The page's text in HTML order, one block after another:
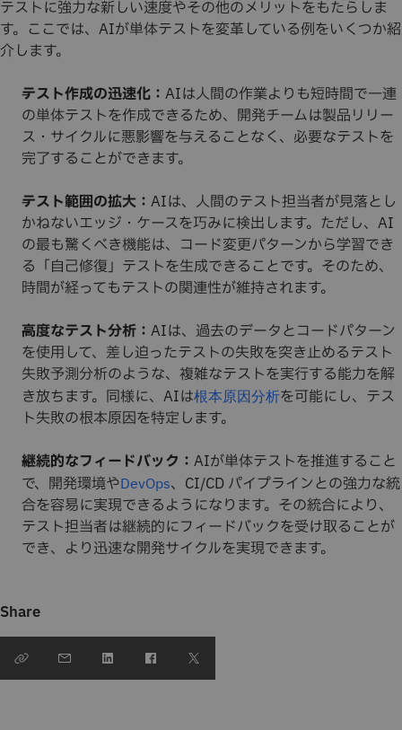
テストに強力な新しい速度やその他のメリットをもたらしま
す。ここでは、AIが単体テストを変革している例をいくつか紹
介します。
テスト作成の迅速化： AIは人間の作業よりも短時間で一連
の単体テストを作成できるため、開発チームは製品リリー
ス・サイクルに悪影響を与えることなく、必要なテストを
完了することができます。
テスト範囲の拡大： AIは、人間のテスト担当者が見落とし
かねないエッジ・ケースを巧みに検出します。ただし、AI
の最も驚くべき機能は、コード変更パターンから学習でき
る「自己修復」テストを生成できることです。そのため、
時間が経ってもテストの関連性が維持されます。
高度なテスト分析： AIは、過去のデータとコードパターン
を使用して、差し迫ったテストの失敗を突き止めるテスト
失敗予測分析のような、複雑なテストを実行する能力を解
き放ちます。同様に、AIは根本原因分析を可能にし、テス
ト失敗の根本原因を特定します。
継続的なフィードバック： AIが単体テストを推進すること
で、開発環境やDevOps、CI/CD パイプラインとの強力な統
合を容易に実現できるようになります。その統合により、
テスト担当者は継続的にフィードバックを受け取ることが
でき、より迅速な開発サイクルを実現できます。
Share